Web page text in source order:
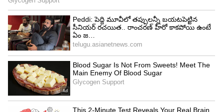
స్రవంతి రవికిశోర్ వెంటనే.. ఐ 10 కొంటావా.. ఆటో
కొనేసుకో బావుంటుంది అని వెటకారంగా అన్నారట.
అదేంటి సార్ అని అడిగితే.. ఆయన ఇచ్చిన సమాధానం
విని సునీల్ షాక్ అయ్యాడు. నీది మామూలు పర్సనాలిటీ